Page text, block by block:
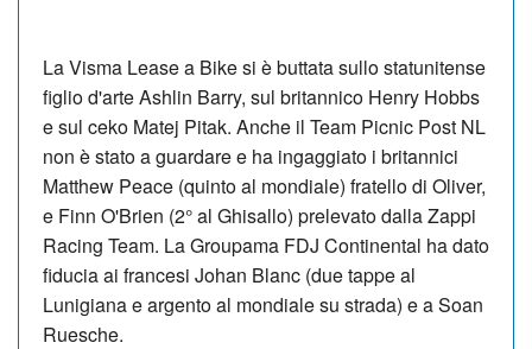
La Visma Lease a Bike si è buttata sullo statunitense
figlio d'arte Ashlin Barry, sul britannico Henry Hobbs
e sul ceko Matej Pitak. Anche il Team Picnic Post NL
non è stato a guardare e ha ingaggiato i britannici
Matthew Peace (quinto al mondiale) fratello di Oliver,
e Finn O'Brien (2° al Ghisallo) prelevato dalla Zappi
Racing Team. La Groupama FDJ Continental ha dato
fiducia ai francesi Johan Blanc (due tappe al
Lunigiana e argento al mondiale su strada) e a Soan
Ruesche.